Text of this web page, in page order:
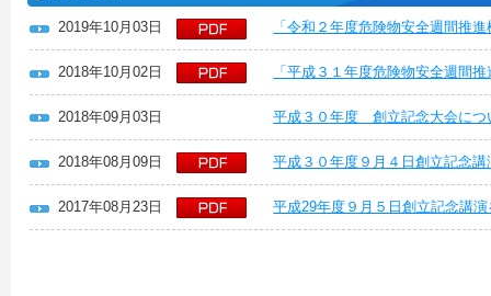
2019年10月03日 「令和２年度危険物安全週間推
2018年10月02日 「平成３１年度危険物安全週間
2018年09月03日 平成３０年度 創立記念大会につ
2018年08月09日 平成３０年度９月４日創立記念
2017年08月23日 平成29年度９月５日創立記念講